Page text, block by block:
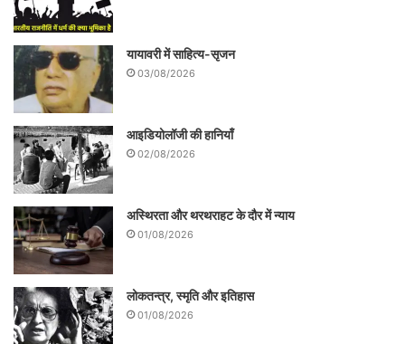
यायावरी में साहित्य-सृजन
03/08/2026
आइडियोलॉजी की हानियाँ
02/08/2026
अस्थिरता और थरथराहट के दौर में न्याय
01/08/2026
लोकतन्त्र, स्मृति और इतिहास
01/08/2026